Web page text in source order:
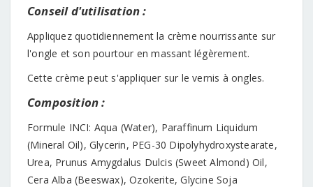
Conseil d'utilisation :
Appliquez quotidiennement la crème nourrissante sur
l'ongle et son pourtour en massant légèrement.
Cette crème peut s'appliquer sur le vernis à ongles.
Composition :
Formule INCI: Aqua (Water), Paraffinum Liquidum
(Mineral Oil), Glycerin, PEG-30 Dipolyhydroxystearate,
Urea, Prunus Amygdalus Dulcis (Sweet Almond) Oil,
Cera Alba (Beeswax), Ozokerite, Glycine Soja